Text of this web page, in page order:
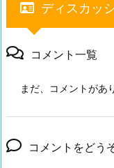
ディスカッ
コメント一覧
まだ、コメントがあ
コメントをどう